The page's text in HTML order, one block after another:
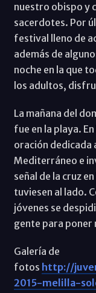
nuestro obispo y
sacerdotes. Por
festival lleno de
además de
noche en la que
los adultos,
La mañana del
fue en la playa.
oración dedicada
Mediterráneo e
señal de la cruz
tuviesen al lado.
jóvenes se
gente para poner
Galería de
fotos http://
2015-melilla-